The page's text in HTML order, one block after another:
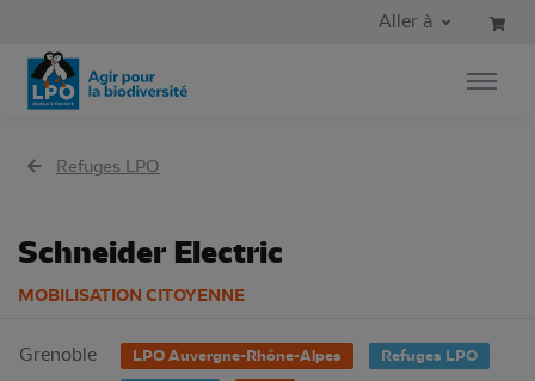
Aller au menu principal
Aller à
Refuges LPO
Schneider Electric
MOBILISATION CITOYENNE
Grenoble LPO Auvergne-Rhône-Alpes
Refuges LPO